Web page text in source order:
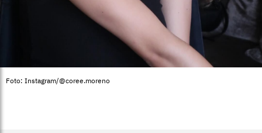
Foto: Instagram/@coree.moreno